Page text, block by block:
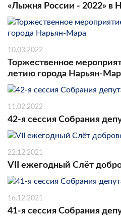
«Лыжня России - 2022» в
10.03.2022
Торжественное
летию города Нарьян-
11.02.2022
42-я сессия Собрания
22.12.2021
VII ежегодный Слёт
16.12.2021
41-я сессия Собрания